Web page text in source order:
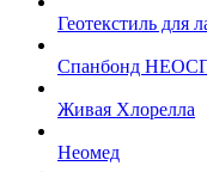
Геотекстиль для
Спанбонд
Живая Хлорелла
Нeомед